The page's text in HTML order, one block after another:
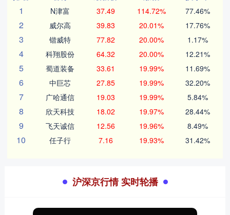
1
N津富 37.49 114.72% 77.46%
2 威尔高 39.83 20.01% 17.76%
3 锴威特 77.82 20.00% 1.17%
4 科翔股份 64.32 20.00% 12.21%
5 蜀道装备 33.61 19.99% 11.69%
6 中巨芯 27.85 19.99% 32.20%
7 广哈通信 19.03 19.99% 5.84%
8 欣天科技 18.02 19.97% 28.44%
9 飞天诚信 12.56 19.96% 8.49%
10 任子行 7.16 19.93% 31.42%
沪深京行情 实时轮播